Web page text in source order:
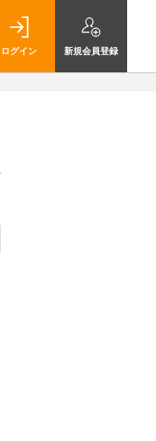
ログイン 新規会員登録